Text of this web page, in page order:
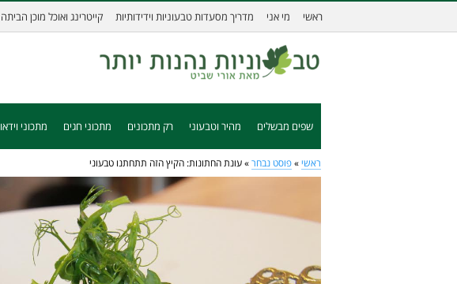
ראשי מי אני מדריך מסעדות טבעוניות וידידותיות קייטרינג ואוכל מוכן הביתה
שפים מבשלים מהיר וטבעוני רק מתכונים מתכוני חגים מתכוני וידאו
ראשי » פוסט נבחר » עונת החתונות: הקיץ הזה תתחתנו טבעוני